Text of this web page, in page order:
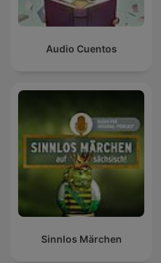
Audio Cuentos
Sinnlos Märchen